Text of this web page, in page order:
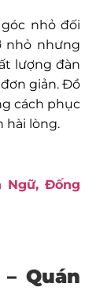
nhỏ đối
nhỏ nhưng
lượng đàn
giản. Đồ
cách phục
hài lòng.
Ngữ, Đống
Quán